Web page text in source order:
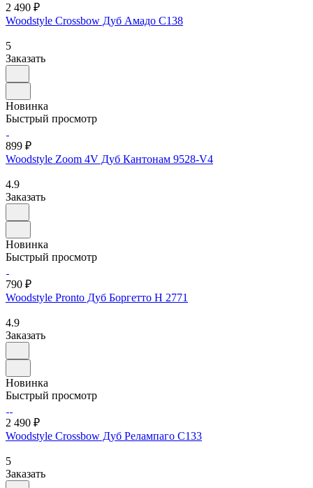
2 490 ₽
Woodstyle Crossbow Дуб Амадо C138
5
Заказать
Новинка
Быстрый просмотр
899 ₽
Woodstyle Zoom 4V Дуб Кантонам 9528-V4
4.9
Заказать
Новинка
Быстрый просмотр
790 ₽
Woodstyle Pronto Дуб Боргетто H 2771
4.9
Заказать
Новинка
Быстрый просмотр
2 490 ₽
Woodstyle Crossbow Дуб Релампаго C133
5
Заказать